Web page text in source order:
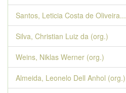
Santos, Leticia Costa de Oliveira...
Silva, Christian Luiz da (org.)
Weins, Niklas Werner (org.)
Almeida, Leonelo Dell Anhol (org.)